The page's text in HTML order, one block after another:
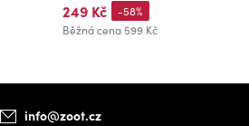
249 Kč
Běžná cena599 Kč
-58%
info@zoot.cz